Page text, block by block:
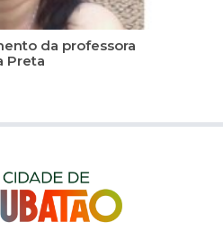
da professora
Preta